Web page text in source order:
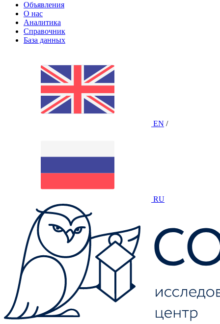
Объявления
О нас
Аналитика
Справочник
База данных
EN /
RU